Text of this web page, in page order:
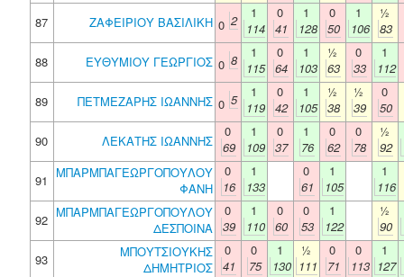
87
ΖΑΦΕΙΡΙΟΥ ΒΑΣΙΛΙΚΗ 0 2
1
114
0
41
1
128
0
50
1
106
½
83
88
ΕΥΘΥΜΙΟΥ ΓΕΩΡΓΙΟΣ 0 8
1
115
0
64
1
103
½
63
0
33
1
112
89
ΠΕΤΜΕΖΑΡΗΣ ΙΩΑΝΝΗΣ 0 5
1
119
0
42
1
105
½
38
½
39
0
50
90
ΛΕΚΑΤΗΣ ΙΩΑΝΝΗΣ
0
69
1
109
0
37
1
76
0
62
0
78
½
92
91
ΜΠΑΡΜΠΑΓΕΩΡΓΟΠΟΥΛΟΥ
ΦΑΝΗ
0
16
1
133
0
61
1
105
1
116
92 ΜΠΑΡΜΠΑΓΕΩΡΓΟΠΟΥΛΟΥ
ΔΕΣΠΟΙΝΑ
0
39
1
110
0
60
0
53
1
122
½
90
93
ΜΠΟΥΤΣΙΟΥΚΗΣ
ΔΗΜΗΤΡΙΟΣ
0
41
0
75
1
130
½
111
0
71
0
113
1
127